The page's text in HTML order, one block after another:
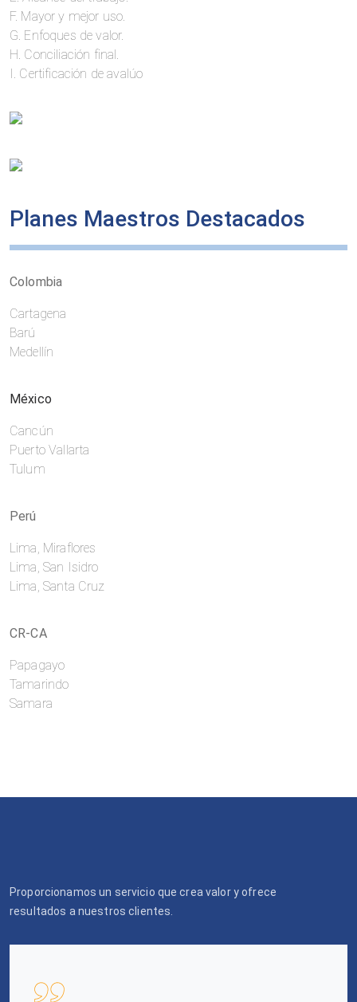
F. Mayor y mejor uso.
G. Enfoques de valor.
H. Conciliación final.
I. Certificación de avalúo
Planes Maestros Destacados
Colombia
Cartagena
Barú
Medellín
México
Cancún
Puerto Vallarta
Tulum
Perú
Lima, Miraflores
Lima, San Isidro
Lima, Santa Cruz
CR-CA
Papagayo
Tamarindo
Samara
Proporcionamos un servicio que crea valor y ofrece
resultados a nuestros clientes.